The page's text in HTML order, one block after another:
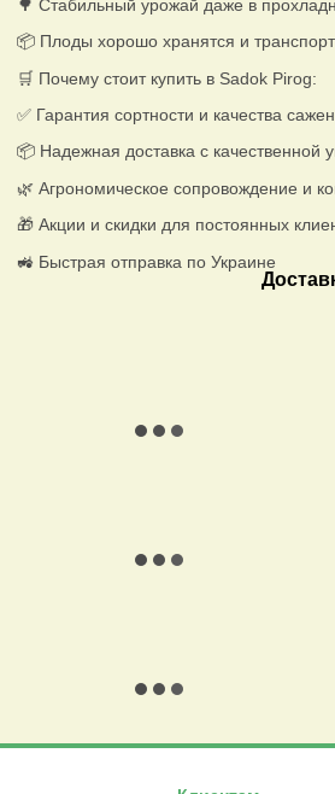
🌳 Стабильный урожай даже в
📦 Плоды хорошо хранятся и
🛒 Почему стоит купить в Sadok Pirog:
✅ Гарантия сортности и качества
📦 Надежная доставка с качественной
🌿 Агрономическое сопровождение и
🎁 Акции и скидки для постоянных
🚜 Быстрая отправка по Украине